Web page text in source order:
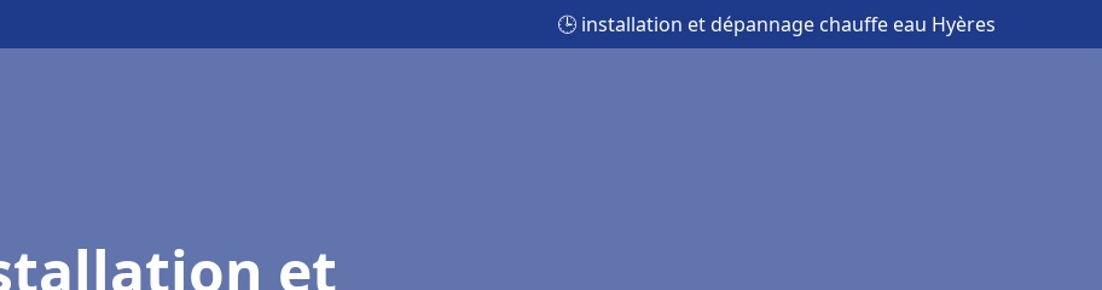
🕒 installation et dépannage chauffe eau Hyères
et